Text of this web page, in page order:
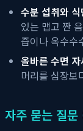
수분 섭취와
있는 맵고 짠
즙이나 옥수수
올바른 수면
머리를 심장보
자주 묻는 질